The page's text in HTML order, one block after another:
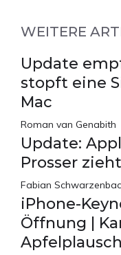
WEITERE
Update
stopft eine
Mac
Roman van Genabith
Update:
Prosser
Fabian
iPhone-
Öffnung |